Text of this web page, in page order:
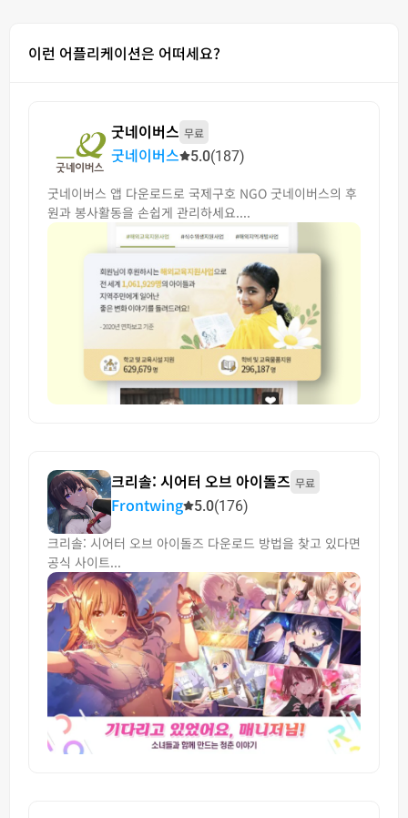
이런 어플리케이션은 어떠세요?
굿네이버스 무료
굿네이버스 5.0(187)
굿네이버스 앱 다운로드로 국제구호 NGO 굿네이버스의 후
원과 봉사활동을 손쉽게 관리하세요....
크리솔: 시어터 오브 아이돌즈 무료
Frontwing 5.0(176)
크리솔: 시어터 오브 아이돌즈 다운로드 방법을 찾고 있다면
공식 사이트...